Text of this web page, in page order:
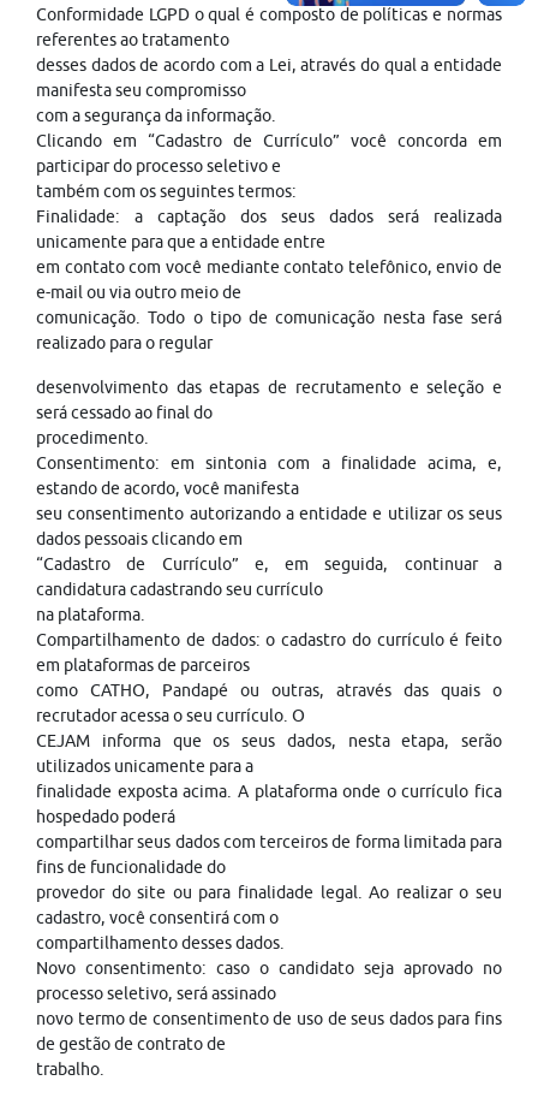
Conformidade LGPD o qual é composto de políticas e normas
referentes ao tratamento
desses dados de acordo com a Lei, através do qual a entidade
manifesta seu compromisso
com a segurança da informação.
Clicando em “Cadastro de Currículo” você concorda em
participar do processo seletivo e
também com os seguintes termos:
Finalidade: a captação dos seus dados será realizada
unicamente para que a entidade entre
em contato com você mediante contato telefônico, envio de
e-mail ou via outro meio de
comunicação. Todo o tipo de comunicação nesta fase será
realizado para o regular
desenvolvimento das etapas de recrutamento e seleção e
será cessado ao final do
procedimento.
Consentimento: em sintonia com a finalidade acima, e,
estando de acordo, você manifesta
seu consentimento autorizando a entidade e utilizar os seus
dados pessoais clicando em
“Cadastro de Currículo” e, em seguida, continuar a
candidatura cadastrando seu currículo
na plataforma.
Compartilhamento de dados: o cadastro do currículo é feito
em plataformas de parceiros
como CATHO, Pandapé ou outras, através das quais o
recrutador acessa o seu currículo. O
CEJAM informa que os seus dados, nesta etapa, serão
utilizados unicamente para a
finalidade exposta acima. A plataforma onde o currículo fica
hospedado poderá
compartilhar seus dados com terceiros de forma limitada para
fins de funcionalidade do
provedor do site ou para finalidade legal. Ao realizar o seu
cadastro, você consentirá com o
compartilhamento desses dados.
Novo consentimento: caso o candidato seja aprovado no
processo seletivo, será assinado
novo termo de consentimento de uso de seus dados para fins
de gestão de contrato de
trabalho.